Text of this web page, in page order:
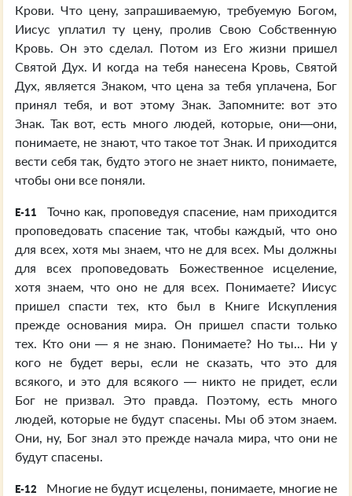
Крови. Что цену, запрашиваемую, требуемую Богом,
Иисус уплатил ту цену, пролив Свою Собственную
Кровь. Он это сделал. Потом из Его жизни пришел
Святой Дух. И когда на тебя нанесена Кровь, Святой
Дух, является Знаком, что цена за тебя уплачена, Бог
принял тебя, и вот этому Знак. Запомните: вот это
Знак. Так вот, есть много людей, которые, они—они,
понимаете, не знают, что такое тот Знак. И приходится
вести себя так, будто этого не знает никто, понимаете,
чтобы они все поняли.
E-11
Точно как, проповедуя спасение, нам приходится
проповедовать спасение так, чтобы каждый, что оно
для всех, хотя мы знаем, что не для всех. Мы должны
для всех проповедовать Божественное исцеление,
хотя знаем, что оно не для всех. Понимаете? Иисус
пришел спасти тех, кто был в Книге Искупления
прежде основания мира. Он пришел спасти только
тех. Кто они — я не знаю. Понимаете? Но ты... Ни у
кого не будет веры, если не сказать, что это для
всякого, и это для всякого — никто не придет, если
Бог не призвал. Это правда. Поэтому, есть много
людей, которые не будут спасены. Мы об этом знаем.
Они, ну, Бог знал это прежде начала мира, что они не
будут спасены.
E-12 Многие не будут исцелены, понимаете, многие не